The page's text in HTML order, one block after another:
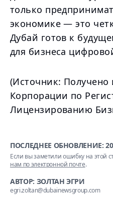
только
экономике — это
Дубай готов к
для бизнеса
(Источник: Получено
Корпорации по
Лицензированию
ПОСЛЕДНЕЕ ОБНОВЛЕНИЕ:
Если вы заметили ошибку на этой
нам по электронной почте.
АВТОР: ЗОЛТАН ЭГРИ
egri.zoltan@dubainewsgroup.com